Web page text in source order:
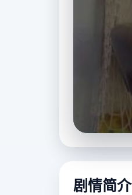
剧情简介